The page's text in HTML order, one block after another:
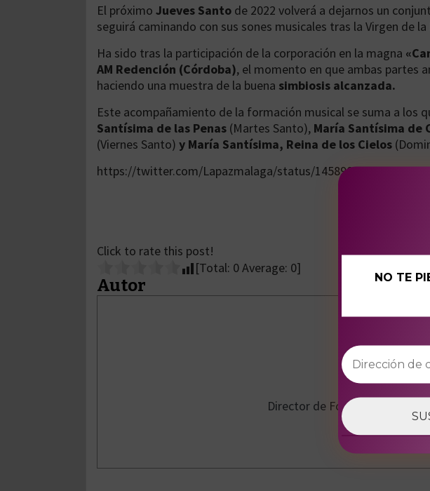
El próximo Jueves Santo de 2022 volverá a dejarnos un
seguirá caminando con sus sones musicales tras la Virgen de la
Ha sido tras la participación de la corporación en la magna
AM Redención (Córdoba), el momento en que ambas partes
haciendo una muestra de la buena simbiosis alcanzada.
Este acompañamiento de la formación musical se suma a los
Santísima de las Penas (Martes Santo), María Santísima de
(Viernes Santo) y María Santísima, Reina de los Cielos
https://twitter.com/Lapazmalaga/status/
Click to rate this post!
[Total: 0Average: 0]
Autor
Director de Fotografía y
NO TE